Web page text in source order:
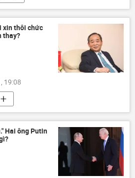
EU
Châu Âu
giới
xin thôi chức
thay?
19:08
Lê Khánh Hải
Hai ông Putin